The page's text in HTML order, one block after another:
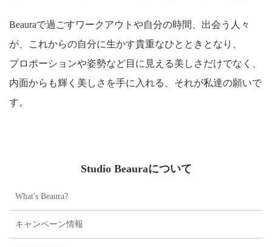
Beauraで過ごすワークアウトや自分の時間、出会う人々
が、これからの自分に生かす貴重なひとときとなり、
プロポーションや姿勢など目に見える美しさだけでなく、
内面からも輝く美しさを手に入れる、それが私達の願いで
す。
Studio Beauraについて
What's Beaura?
キャンペーン情報